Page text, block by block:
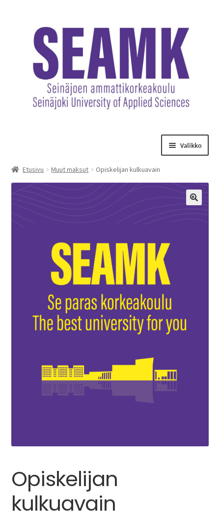
Siirry
navigointiin
Siirry
sisältöön
Valikko
Opetuksen maksut
Hankematkat
Parkkimaksut
Muut maksut
Etusivu Muut maksut Opiskelijan kulkuavain
🔍
Opiskelijan
kulkuavain